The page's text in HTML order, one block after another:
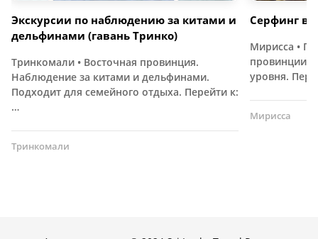
Экскурсии по наблюдению за китами и
дельфинами (гавань Тринко)
Тринкомали • Восточная провинция.
Наблюдение за китами и дельфинами.
Подходит для семейного отдыха. Перейти к:
…
Тринкомали
Серфинг в
Мирисса •
провинции.
уровня.
Мирисса